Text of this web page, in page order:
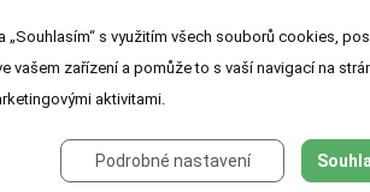
„Souhlasím“ s využitím všech souborů cookies,
vašem zařízení a pomůže to s vaší navigací na
aktivitami.
Podrobné nastavení